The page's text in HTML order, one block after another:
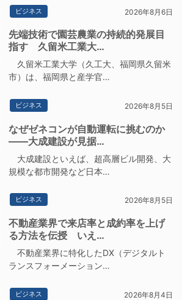
ビジネス 2026年8月6日
先端技術で園芸農業の持続的発展目
指す 久留米工業大…
久留米工業大学（久工大、福岡県久留米
市）は、福岡県と産学官…
ビジネス 2026年8月5日
なぜゼネコンが自動運転に挑むのか
――大成建設が見据…
大成建設といえば、超高層ビル開発、大
規模な都市開発など日本…
ビジネス 2026年8月5日
不動産業界で来店率と成約率を上げ
る方法を伝授 いえ…
不動産業界に特化したDX（デジタルト
ランスフォーメーション…
ビジネス 2026年8月4日